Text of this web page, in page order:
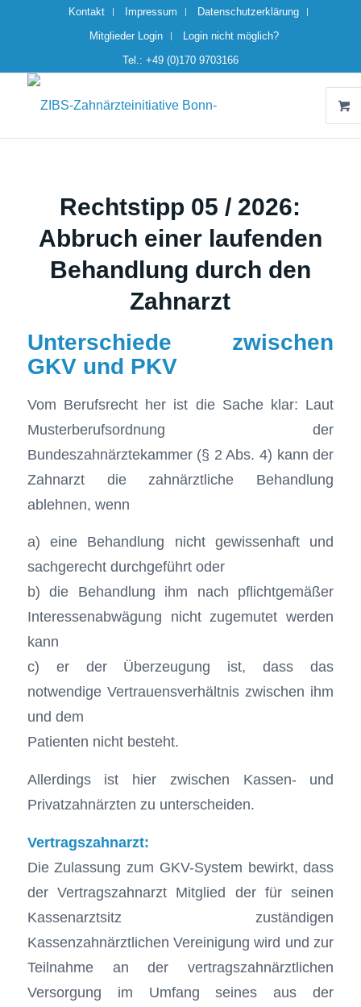
Kontakt Impressum
Datenschutzerklärung
Mitglieder Login
Login nicht möglich?
Tel.: +49 (0)170 9703166
Rechtstipp 05 / 2026:
Abbruch einer laufenden
Behandlung durch den
Zahnarzt
Unterschiede zwischen
GKV und PKV
Vom Berufsrecht her ist die Sache klar: Laut
Musterberufsordnung der
Bundeszahnärztekammer (§ 2 Abs. 4) kann der
Zahnarzt die zahnärztliche Behandlung
ablehnen, wenn
a) eine Behandlung nicht gewissenhaft und
sachgerecht durchgeführt oder
b) die Behandlung ihm nach pflichtgemäßer
Interessenabwägung nicht zugemutet werden
kann
c) er der Überzeugung ist, dass das
notwendige Vertrauensverhältnis zwischen ihm
und dem
Patienten nicht besteht.
Allerdings ist hier zwischen Kassen- und
Privatzahnärzten zu unterscheiden.
Vertragszahnarzt:
Die Zulassung zum GKV-System bewirkt, dass
der Vertragszahnarzt Mitglied der für seinen
Kassenarztsitz zuständigen
Kassenzahnärztlichen Vereinigung wird und zur
Teilnahme an der vertragszahnärztlichen
Versorgung im Umfang seines aus der